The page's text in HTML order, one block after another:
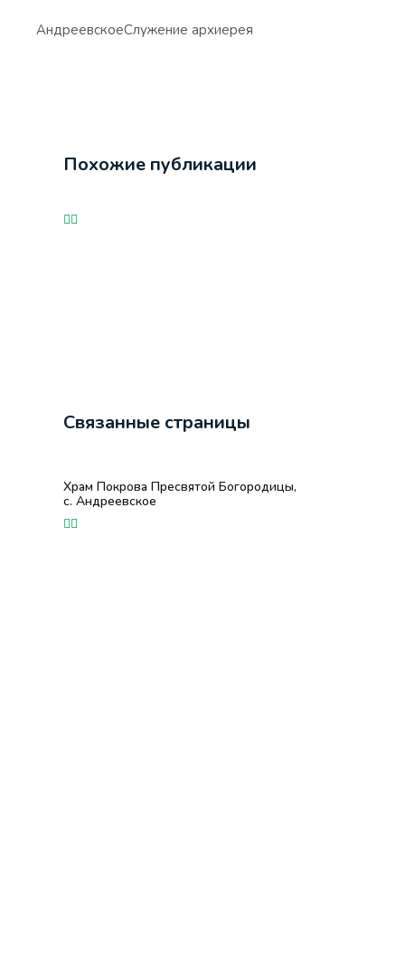
АндреевскоеСлужение архиерея
Похожие публикации
Связанные страницы
Храм Покрова Пресвятой Богородицы,
с. Андреевское